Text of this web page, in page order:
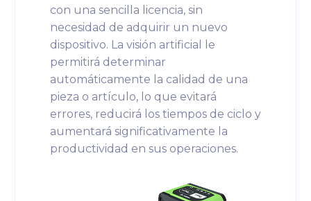
con una sencilla licencia, sin
necesidad de adquirir un nuevo
dispositivo. La visión artificial le
permitirá determinar
automáticamente la calidad de una
pieza o artículo, lo que evitará
errores, reducirá los tiempos de ciclo y
aumentará significativamente la
productividad en sus operaciones.